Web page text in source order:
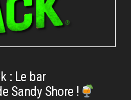
: Le bar
Sandy Shore !